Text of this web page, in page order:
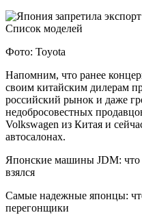
Фото: Toyota
Напомним, что ранее
своим китайским дилерам
российский рынок и даже
недобросовестных
Volkswagen из Китая и
автосалонах.
Японские машины JDM: что
взялся
Самые надежные японцы:
перегонщики